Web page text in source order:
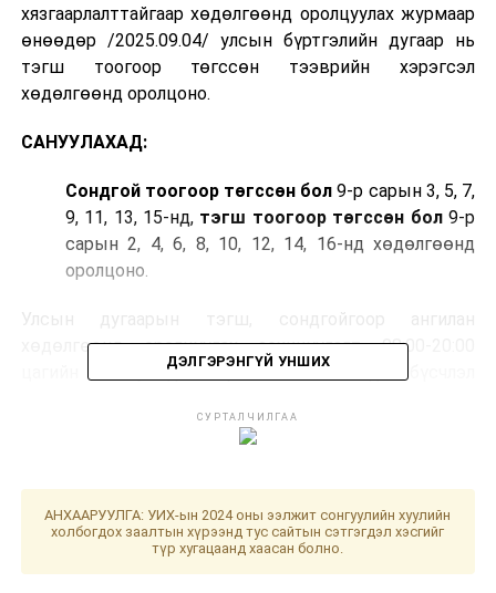
хязгаарлалттайгаар хөдөлгөөнд оролцуулах журмаар
өнөөдөр /2025.09.04/ улсын бүртгэлийн дугаар нь
тэгш тоогоор төгссөн тээврийн хэрэгсэл
хөдөлгөөнд оролцоно.
САНУУЛАХАД:
Сондгой тоогоор төгссөн бол 9-р сарын 3, 5, 7,
9, 11, 13, 15-нд, тэгш тоогоор төгссөн бол9-р
сарын 2, 4, 6, 8, 10, 12, 14, 16-нд хөдөлгөөнд
оролцоно.
Улсын дугаарын тэгш, сондгойгоор ангилан
хөдөлгөөнд оролцуулах зохицуулалт 08:00-20:00
цагийн хооронд хэрэгжих бөгөөд бүсчлэл
өнөөдрөөс буюу есдүгээр сарын 4-нөөс эхлэн
хариуцлага тооцно.
ДЭЛГЭРЭНГҮЙ УНШИХ
СУРТАЛЧИЛГАА
АНХААРУУЛГА: УИХ-ын 2024 оны ээлжит сонгуулийн хуулийн
холбогдох заалтын хүрээнд тус сайтын сэтгэгдэл хэсгийг
түр хугацаанд хаасан болно.